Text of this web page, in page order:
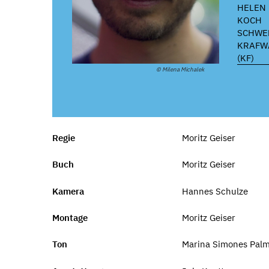
© Milena Michalek
HELEN
KOCH
(KF)
Regie Moritz Geiser
Buch Moritz Geiser
Kamera Hannes Schulze
Montage Moritz Geiser
Ton Marina Simones